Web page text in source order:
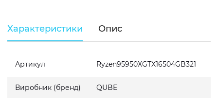
Характеристики Опис
Артикул Ryzen95950XGTX16504GB321
Виробник (бренд) QUBE